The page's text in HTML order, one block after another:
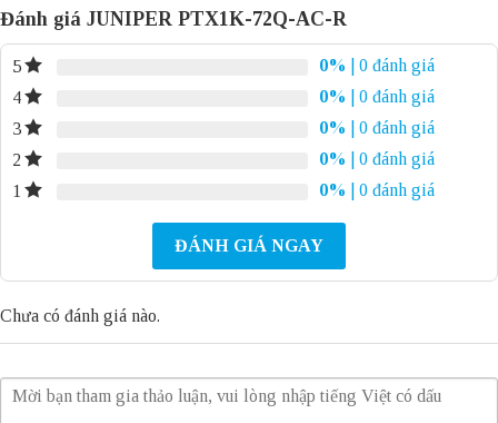
Đánh giá JUNIPER PTX1K-72Q-AC-R
5 0%
| 0 đánh giá
4
0%
| 0 đánh giá
3
0%
| 0 đánh giá
2
0%
| 0 đánh giá
1
0% | 0 đánh giá
ĐÁNH GIÁ NGAY
Chưa có đánh giá nào.